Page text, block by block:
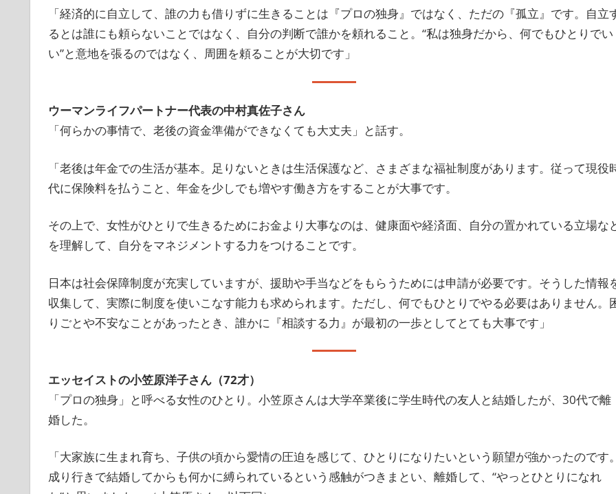
「経済的に自立して、誰の力も借りずに生きることは『プロの独身』ではなく、ただの『孤立』です。自立
るとは誰にも頼らないことではなく、自分の判断で誰かを頼れること。“私は独身だから、何でもひとりでい
い”と意地を張るのではなく、周囲を頼ることが大切です」
ウーマンライフパートナー代表の中村真佐子さん
「何らかの事情で、老後の資金準備ができなくても大丈夫」と話す。
「老後は年金での生活が基本。足りないときは生活保護など、さまざまな福祉制度があります。従って現役
代に保険料を払うこと、年金を少しでも増やす働き方をすることが大事です。
その上で、女性がひとりで生きるためにお金より大事なのは、健康面や経済面、自分の置かれている立場な
を理解して、自分をマネジメントする力をつけることです。
日本は社会保障制度が充実していますが、援助や手当などをもらうためには申請が必要です。そうした情報
収集して、実際に制度を使いこなす能力も求められます。ただし、何でもひとりでやる必要はありません。
りごとや不安なことがあったとき、誰かに『相談する力』が最初の一歩としてとても大事です」
エッセイストの小笠原洋子さん（72才）
「プロの独身」と呼べる女性のひとり。小笠原さんは大学卒業後に学生時代の友人と結婚したが、30代で離
婚した。
「大家族に生まれ育ち、子供の頃から愛情の圧迫を感じて、ひとりになりたいという願望が強かったのです。
成り行きで結婚してからも何かに縛られているという感触がつきまとい、離婚して、“やっとひとりになれ